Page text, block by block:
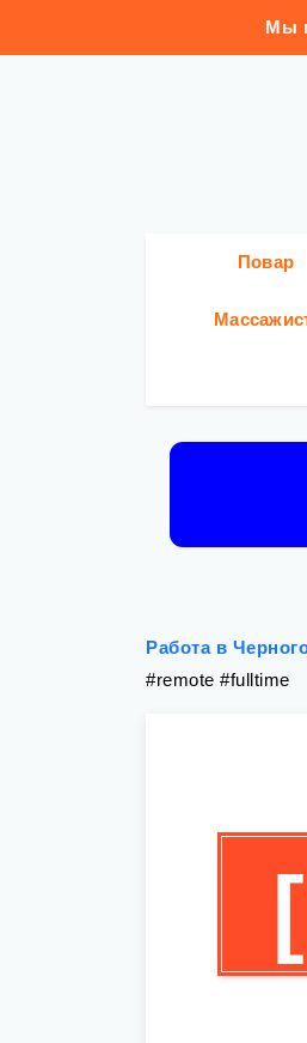
Мы
Повар
Работа в
#remote #fulltime
[